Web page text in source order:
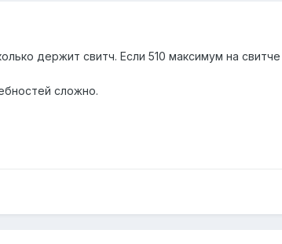
держит свитч. Если 510 максимум на
сложно.